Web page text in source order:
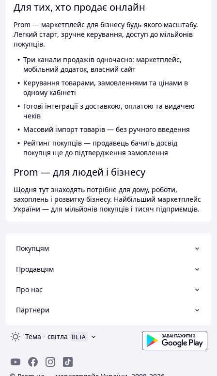
Для тих, хто продає онлайн
Prom — маркетплейс для бізнесу будь-якого масштабу.
Легкий старт, зручне керування, доступ до мільйонів
покупців.
Три канали продажів одночасно: маркетплейс,
мобільний додаток, власний сайт
Керування товарами, замовленнями та цінами в
одному кабінеті
Готові інтеграції з доставкою, оплатою та видачею
чеків
Масовий імпорт товарів — без ручного введення
Рейтинг покупців — продавець бачить досвід
покупця ще до підтвердження замовлення
Prom — для людей і бізнесу
Щодня тут знаходять потрібне для дому, роботи,
захоплень і розвитку бізнесу. Найбільший маркетплейс
України — для мільйонів покупців і тисяч підприємців.
Покупцям
Продавцям
Про нас
Партнери
Тема - світла BETA